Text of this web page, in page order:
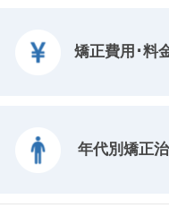
矯正費用･料
年代別矯正